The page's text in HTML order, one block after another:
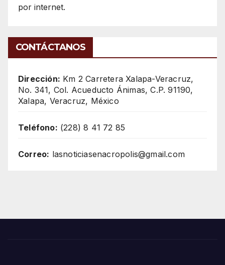
por internet.
CONTÁCTANOS
Dirección: Km 2 Carretera Xalapa-Veracruz,
No. 341, Col. Acueducto Ánimas, C.P. 91190,
Xalapa, Veracruz, México
Teléfono: (228) 8 41 72 85
Correo: lasnoticiasenacropolis@gmail.com